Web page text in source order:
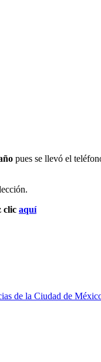
pues se llevó el
clic aquí
de la Ciudad de